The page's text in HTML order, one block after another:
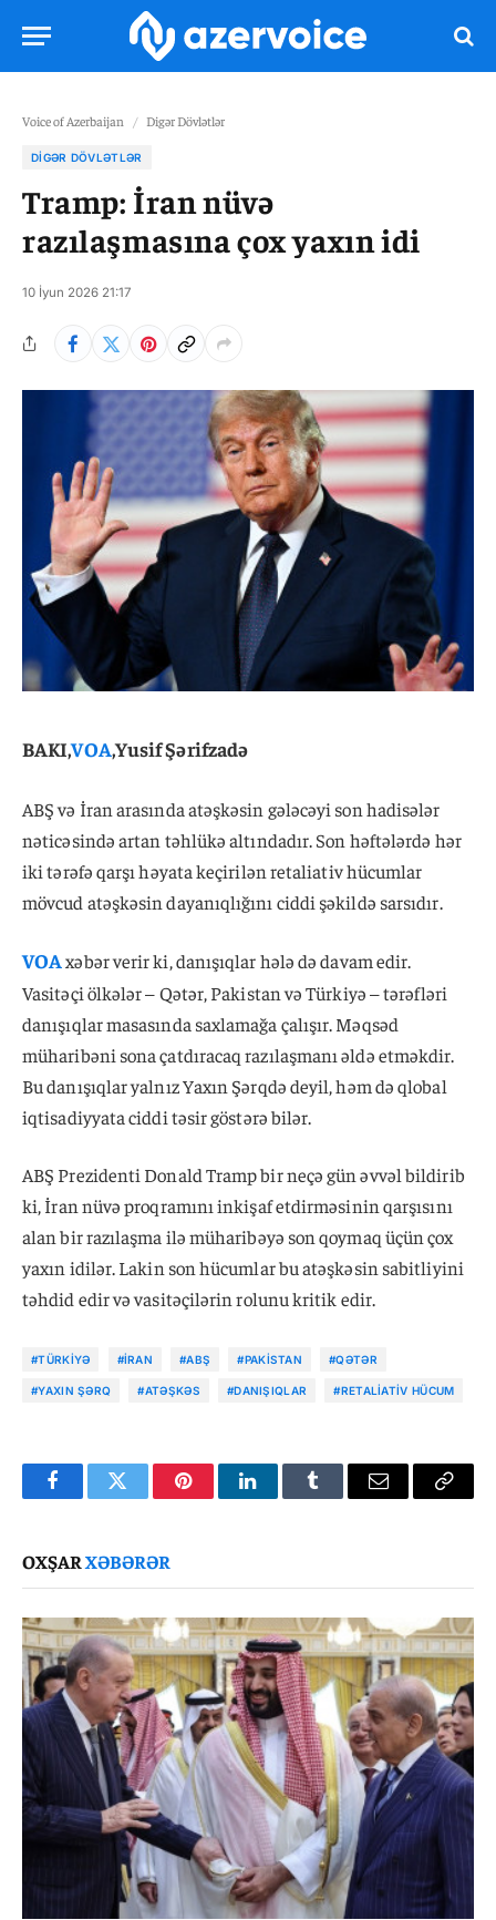
Voice of Azerbaijan / Digər Dövlətlər
DIGƏR DÖVLƏTLƏR
Tramp: İran nüvə
razılaşmasına çox yaxın idi
10 İyun 2026 21:17
BAKI,VOA,Yusif Şərifzadə
ABŞ və İran arasında atəşkəsin gələcəyi son hadisələr
nəticəsində artan təhlükə altındadır. Son həftələrdə hər
iki tərəfə qarşı həyata keçirilən retaliativ hücumlar
mövcud atəşkəsin dayanıqlığını ciddi şəkildə sarsıdır.
VOAxəbər verir ki, danışıqlar hələ də davam edir.
Vasitəçi ölkələr – Qətər, Pakistan və Türkiyə – tərəfləri
danışıqlar masasında saxlamağa çalışır. Məqsəd
müharibəni sona çatdıracaq razılaşmanı əldə etməkdir.
Bu danışıqlar yalnız Yaxın Şərqdə deyil, həm də qlobal
iqtisadiyyata ciddi təsir göstərə bilər.
ABŞ Prezidenti Donald Tramp bir neçə gün əvvəl bildirib
ki, İran nüvə proqramını inkişaf etdirməsinin qarşısını
alan bir razılaşma ilə müharibəyə son qoymaq üçün çox
yaxın idilər. Lakin son hücumlar bu atəşkəsin sabitliyini
təhdid edir və vasitəçilərin rolunu kritik edir.
#TÜRKIYƏ #İRAN #ABŞ #PAKISTAN #QƏTƏR
#YAXIN ŞƏRQ #ATƏŞKƏS #DANIŞIQLAR #RETALIATIV HÜCUM
FacebookTwitter PinterestLinkedInTumblr Email
Copy
OXŞARXƏBƏRƏR